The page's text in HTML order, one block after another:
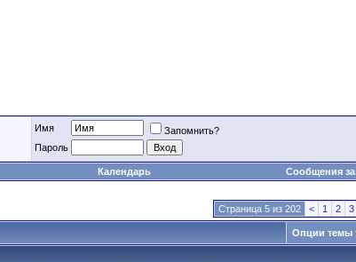
Имя
Запомнить?
Пароль
Календарь Сообщения
Страница 5 из 202 < 1 2 3
Опции темы